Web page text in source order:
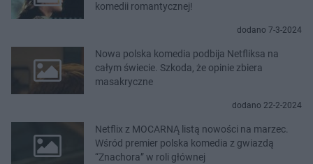
komedii romantycznej!
dodano 7-3-2024
Nowa polska komedia podbija Netfliksa na
całym świecie. Szkoda, że opinie zbiera
masakryczne
dodano 22-2-2024
Netflix z MOCARNĄ listą nowości na marzec.
Wśród premier polska komedia z gwiazdą
“Znachora” w roli głównej